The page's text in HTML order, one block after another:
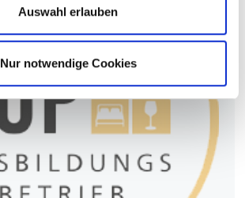
Auswahl erlauben
Nur notwendige Cookies